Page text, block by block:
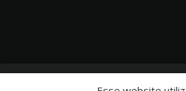
© 2025 CHNews - Portal de